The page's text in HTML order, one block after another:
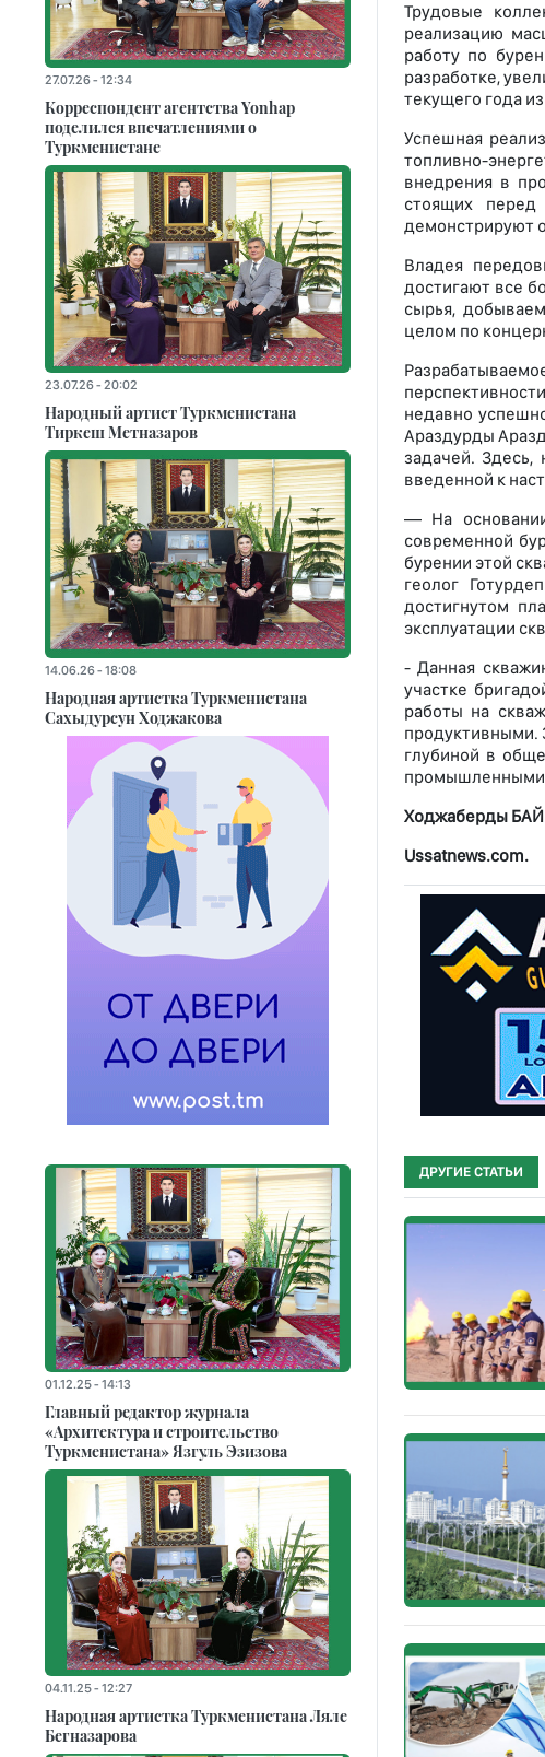
Трудовые
реализацию
работу по
разработке,
текущего года
Успешная
топливно-
внедрения в
стоящих перед
демонстрируют
Владея
достигают все
сырья,
целом по
недавно
Араздурды
задачей.
введенной к
— На
современной
бурении этой
геолог
достигнутом
эксплуатации
- Данная
участке
работы на
продуктивными.
глубиной в
промышленными,
Ходжаберды
Ussatnews.com.
ДРУГИЕ СТАТЬИ
27.07.26 - 12:34
Корреспондент агентства Yonhap
поделился впечатлениями о
Туркменистане
23.07.26 - 20:02
Народный артист Туркменистана
Тиркеш Мeтназаров
14.06.26 - 18:08
Народная артистка Туркменистана
Сахыдурсун Ходжакова
01.12.25 - 14:13
Главный редактор журнала
«Архитектура и строительство
Туркменистана» Язгуль Эзизова
04.11.25 - 12:27
Народная артистка Туркменистана Ляле
Бегназарова